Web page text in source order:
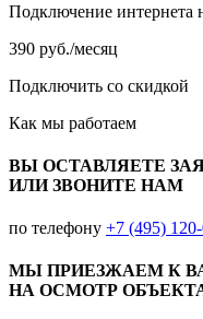
Подключение интернета
390 руб./месяц
Подключить со скидкой
Как мы работаем
ВЫ ОСТАВЛЯЕТЕ
ИЛИ ЗВОНИТЕ НАМ
по телефону +7 (495)
МЫ ПРИЕЗЖАЕМ К
НА ОСМОТР